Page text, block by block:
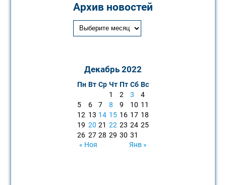
Архив новостей
Декабрь 2022
Пн Вт Ср Чт Пт Сб Вс
1
2 3
4
5
6 7 8 9 10 11
12 13 14 15 16 17 18
19 20 21 22 23 24 25
26 27 28 29 30 31
« Ноя
Янв »